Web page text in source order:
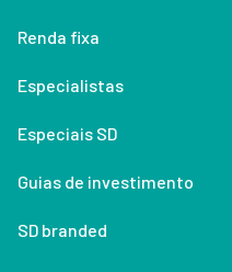
Renda fixa
Especialistas
Especiais SD
Guias de investimento
SD branded